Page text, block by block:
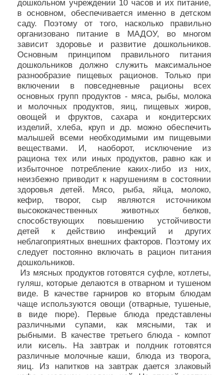
дошкольном учреждении 10 часов и их питание,
в основном, обеспечивается именно в детском
саду. Поэтому от того, насколько правильно
организовано питание в МАДОУ, во многом
зависит здоровье и развитие дошкольников.
Основным принципом правильного питания
дошкольников должно служить максимальное
разнообразие пищевых рационов. Только при
включении в повседневные рационы всех
основных групп продуктов - мяса, рыбы, молока
и молочных продуктов, яиц, пищевых жиров,
овощей и фруктов, сахара и кондитерских
изделий, хлеба, круп и др. можно обеспечить
малышей всеми необходимыми им пищевыми
веществами. И, наоборот, исключение из
рациона тех или иных продуктов, равно как и
избыточное потребление каких-либо из них,
неизбежно приводит к нарушениям в состоянии
здоровья детей. Мясо, рыба, яйца, молоко,
кефир, творог, сыр являются источником
высококачественных животных белков,
способствующих повышению устойчивости
детей к действию инфекций и других
неблагоприятных внешних факторов. Поэтому их
следует постоянно включать в рацион питания
дошкольников.
Из мясных продуктов готовятся суфле, котлеты,
гуляш, которые делаются в отварном и тушеном
виде. В качестве гарниров ко вторым блюдам
чаще используются овощи (отварные, тушеные,
в виде пюре). Первые блюда представлены
различными супами, как мясными, так и
рыбными. В качестве третьего блюда - компот
или кисель. На завтрак и полдник готовятся
различные молочные каши, блюда из творога,
яиц. Из напитков на завтрак дается злаковый